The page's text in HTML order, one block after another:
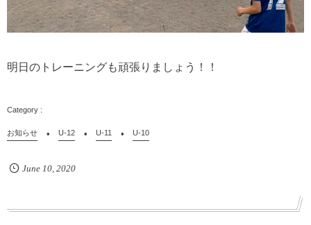
明日のトレーニングも頑張りましょう！！
お知らせ U-12 U-11 U-10
June 10, 2020